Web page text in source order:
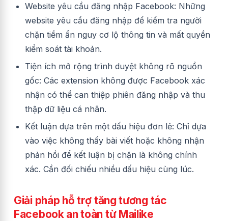
Website yêu cầu đăng nhập Facebook: Những
website yêu cầu đăng nhập để kiểm tra người
chặn tiềm ẩn nguy cơ lộ thông tin và mất quyền
kiểm soát tài khoản.
Tiện ích mở rộng trình duyệt không rõ nguồn
gốc: Các extension không được Facebook xác
nhận có thể can thiệp phiên đăng nhập và thu
thập dữ liệu cá nhân.
Kết luận dựa trên một dấu hiệu đơn lẻ: Chỉ dựa
vào việc không thấy bài viết hoặc không nhận
phản hồi để kết luận bị chặn là không chính
xác. Cần đối chiếu nhiều dấu hiệu cùng lúc.
Giải pháp hỗ trợ tăng tương tác
Facebook an toàn từ Mailike